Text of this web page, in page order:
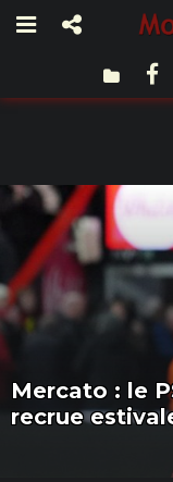
Mercato : le
recrue